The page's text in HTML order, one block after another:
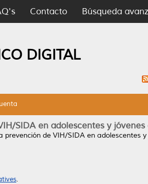
Contacto Búsqueda
DIGITAL
SIDA en adolescentes y
de VIH/SIDA en adolescentes
.